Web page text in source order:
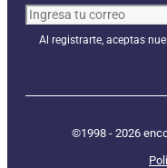
Al registrarte, aceptas
©1998 - 2026